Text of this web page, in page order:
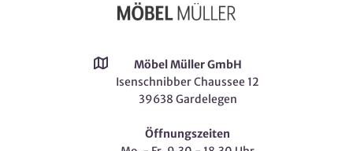
Möbel Müller GmbH
Isenschnibber Chaussee 12
39638 Gardelegen
Öffnungszeiten